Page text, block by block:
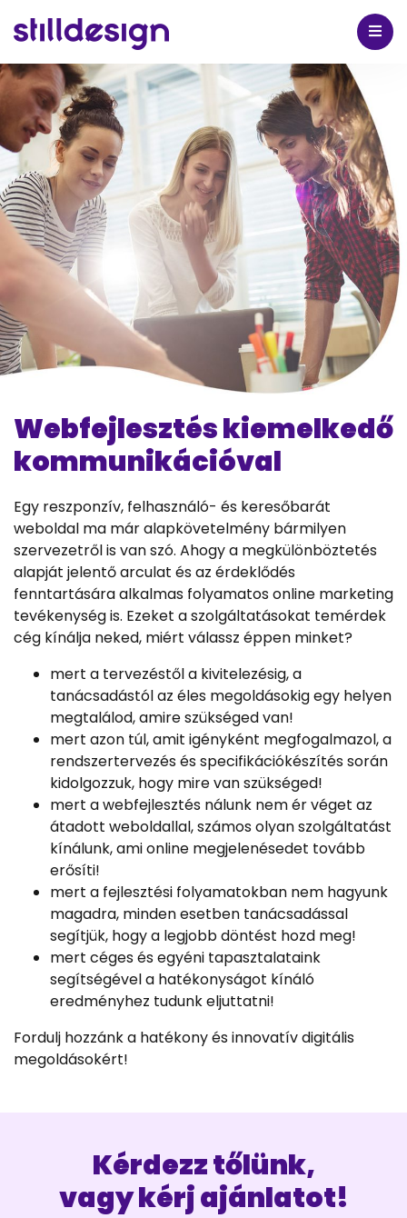
Webfejlesztés kiemelkedő
kommunikációval
Egy reszponzív, felhasználó- és keresőbarát
weboldal ma már alapkövetelmény bármilyen
szervezetről is van szó. Ahogy a megkülönböztetés
alapját jelentő arculat és az érdeklődés
fenntartására alkalmas folyamatos online marketing
tevékenység is. Ezeket a szolgáltatásokat temérdek
cég kínálja neked, miért válassz éppen minket?
mert a tervezéstől a kivitelezésig, a
tanácsadástól az éles megoldásokig egy helyen
megtalálod, amire szükséged van!
mert azon túl, amit igényként megfogalmazol, a
rendszertervezés és specifikációkészítés során
kidolgozzuk, hogy mire van szükséged!
mert a webfejlesztés nálunk nem ér véget az
átadott weboldallal, számos olyan szolgáltatást
kínálunk, ami online megjelenésedet tovább
erősíti!
mert a fejlesztési folyamatokban nem hagyunk
magadra, minden esetben tanácsadással
segítjük, hogy a legjobb döntést hozd meg!
mert céges és egyéni tapasztalataink
segítségével a hatékonyságot kínáló
eredményhez tudunk eljuttatni!
Fordulj hozzánk a hatékony és innovatív digitális
megoldásokért!
Kérdezz tőlünk,
vagy kérj ajánlatot!